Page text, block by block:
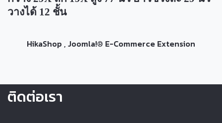
วางได้ 12 ชั้น
HikaShop , Joomla!® E-Commerce Extension
ติดต่อเรา